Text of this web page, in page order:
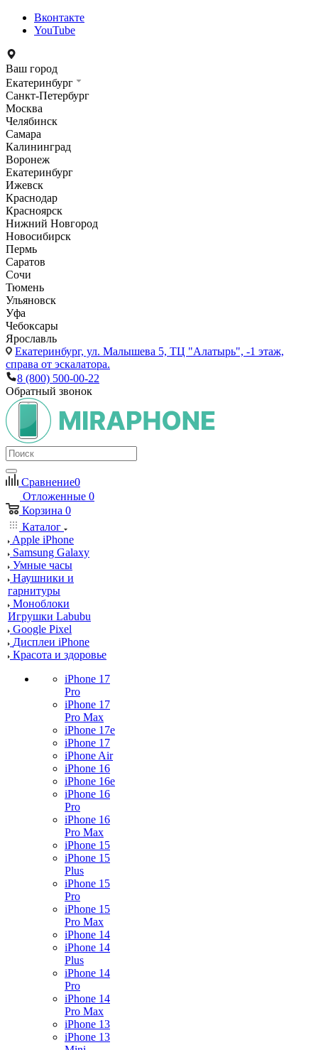
Вконтакте
YouTube
Ваш город
Екатеринбург
Санкт-Петербург
Москва
Челябинск
Самара
Калининград
Воронеж
Екатеринбург
Ижевск
Краснодар
Красноярск
Нижний Новгород
Новосибирск
Пермь
Саратов
Сочи
Тюмень
Ульяновск
Уфа
Чебоксары
Ярославль
Екатеринбург, ул. Малышева 5, ТЦ "Алатырь", -1 этаж,
справа от эскалатора.
8 (800) 500-00-22
Обратный звонок
Сравнение0
Отложенные 0
Корзина 0
Каталог
Apple iPhone
Samsung Galaxy
Умные часы
Наушники и
гарнитуры
Моноблоки
Игрушки Labubu
Google Pixel
Дисплеи iPhone
Красота и здоровье
iPhone 17
Pro
iPhone 17
Pro Max
iPhone 17e
iPhone 17
iPhone Air
iPhone 16
iPhone 16e
iPhone 16
Pro
iPhone 16
Pro Max
iPhone 15
iPhone 15
Plus
iPhone 15
Pro
iPhone 15
Pro Max
iPhone 14
iPhone 14
Plus
iPhone 14
Pro
iPhone 14
Pro Max
iPhone 13
iPhone 13